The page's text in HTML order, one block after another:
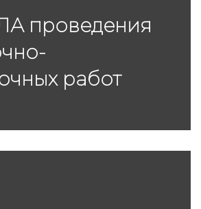
проведения
работ